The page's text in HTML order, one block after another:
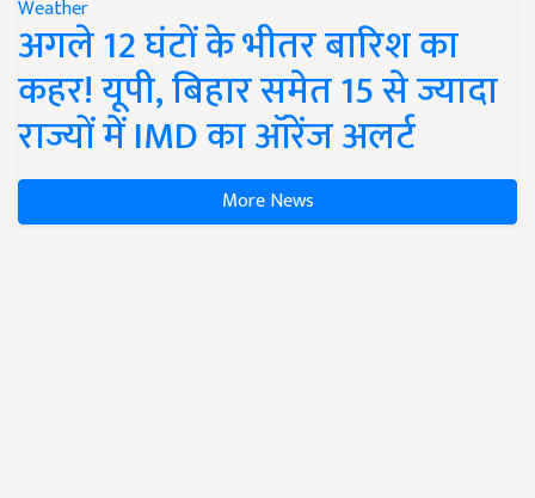
Weather
अगले 12 घंटों के भीतर बारिश का
कहर! यूपी, बिहार समेत 15 से ज्यादा
राज्यों में IMD का ऑरेंज अलर्ट
More News